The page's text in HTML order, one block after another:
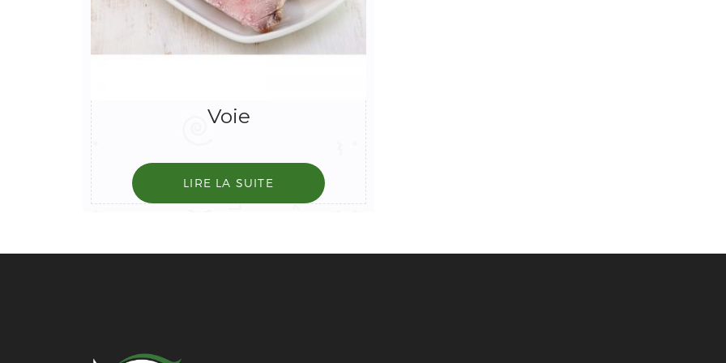
Voie
LIRE LA SUITE